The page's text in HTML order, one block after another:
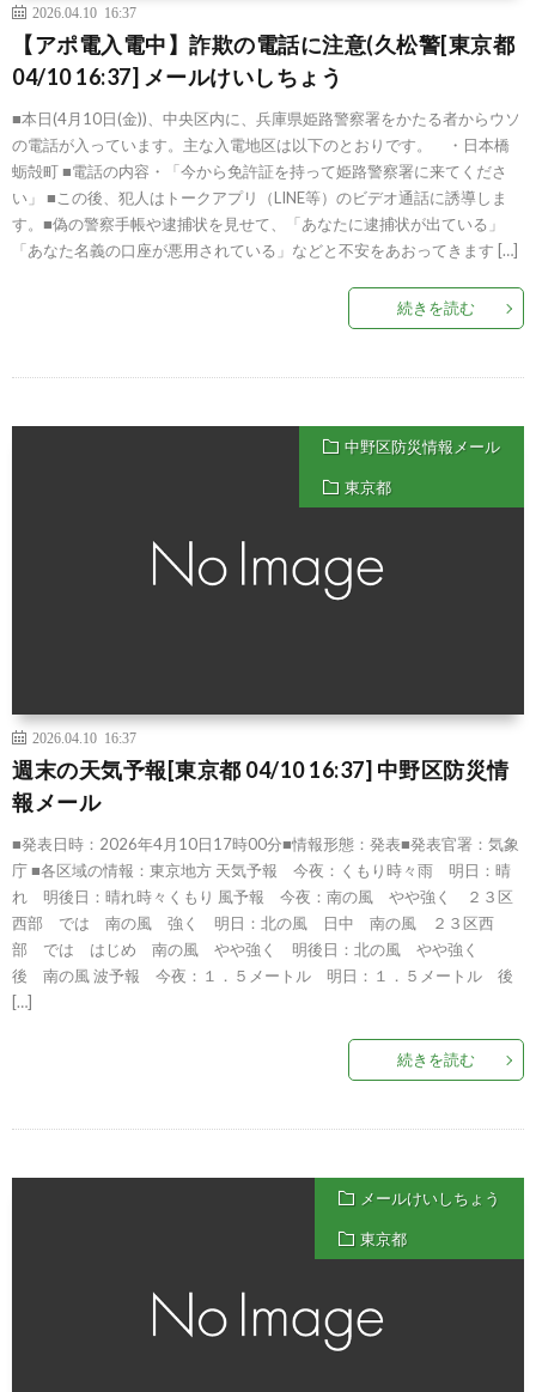
2026.04.10 16:37
【アポ電入電中】詐欺の電話に注意(久松警[東京都
04/10 16:37] メールけいしちょう
■本日(4月10日(金))、中央区内に、兵庫県姫路警察署をかたる者からウソ
の電話が入っています。主な入電地区は以下のとおりです。 ・日本橋
蛎殻町 ■電話の内容・「今から免許証を持って姫路警察署に来てくださ
い」 ■この後、犯人はトークアプリ（LINE等）のビデオ通話に誘導しま
す。■偽の警察手帳や逮捕状を見せて、「あなたに逮捕状が出ている」
「あなた名義の口座が悪用されている」などと不安をあおってきます […]
続きを読む
中野区防災情報メール
東京都
2026.04.10 16:37
週末の天気予報[東京都 04/10 16:37] 中野区防災情
報メール
■発表日時：2026年4月10日17時00分■情報形態：発表■発表官署：気象
庁 ■各区域の情報：東京地方 天気予報 今夜：くもり時々雨 明日：晴
れ 明後日：晴れ時々くもり 風予報 今夜：南の風 やや強く ２３区
西部 では 南の風 強く 明日：北の風 日中 南の風 ２３区西
部 では はじめ 南の風 やや強く 明後日：北の風 やや強く
後 南の風 波予報 今夜：１．５メートル 明日：１．５メートル 後
[…]
続きを読む
メールけいしちょう
東京都